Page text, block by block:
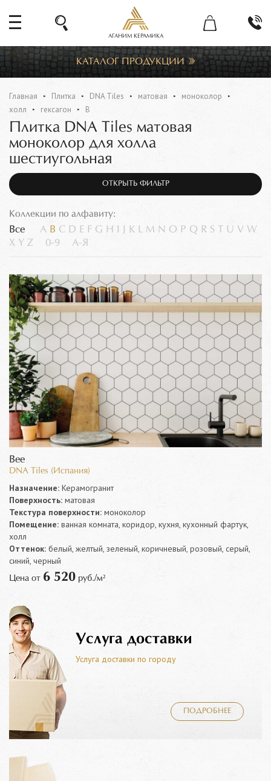
АГАНИМ КЕРАМИКА
КАТАЛОГ ПРОДУКЦИИ
Главная Плитка DNA Tiles матовая
моноколор
холл
гексагон B
Плитка DNA Tiles матовая
моноколор для холла
шестиугольная
ОТКРЫТЬ ФИЛЬТР
Коллекции по алфавиту:
Все A B C D E F G H K L M N O P Q R S U V W
X Y Z 0-9 А-Я
Bee
DNA Tiles (Испания)
Назначение: Керамогранит
Поверхность: матовая
Текстура поверхности: моноколор
Помещение: ванная комната, коридор, кухня, кухонный фартук,
холл
Оттенок: белый, желтый, зеленый, коричневый, розовый, серый,
синий, черный
Цена от 6 520 руб./м²
Услуга доставки
Услуга доставки по городу
ПОДРОБНЕЕ